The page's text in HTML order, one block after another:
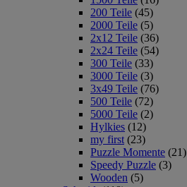
200 Teile (45)
2000 Teile (5)
2x12 Teile (36)
2x24 Teile (54)
300 Teile (33)
3000 Teile (3)
3x49 Teile (76)
500 Teile (72)
5000 Teile (2)
Hylkies (12)
my first (23)
Puzzle Momente (21)
Speedy Puzzle (3)
Wooden (5)